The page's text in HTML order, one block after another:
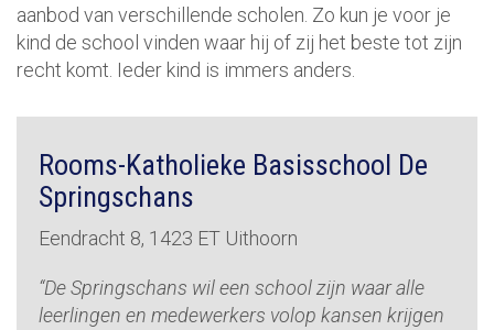
aanbod van verschillende scholen. Zo kun je voor je
kind de school vinden waar hij of zij het beste tot zijn
recht komt. Ieder kind is immers anders.
Rooms-Katholieke Basisschool De
Springschans
Eendracht 8, 1423 ET Uithoorn
“De Springschans wil een school zijn waar alle
leerlingen en medewerkers volop kansen krijgen